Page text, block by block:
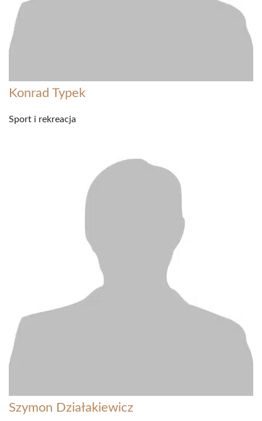
Konrad Typek
Sport i rekreacja
Szymon Działakiewicz